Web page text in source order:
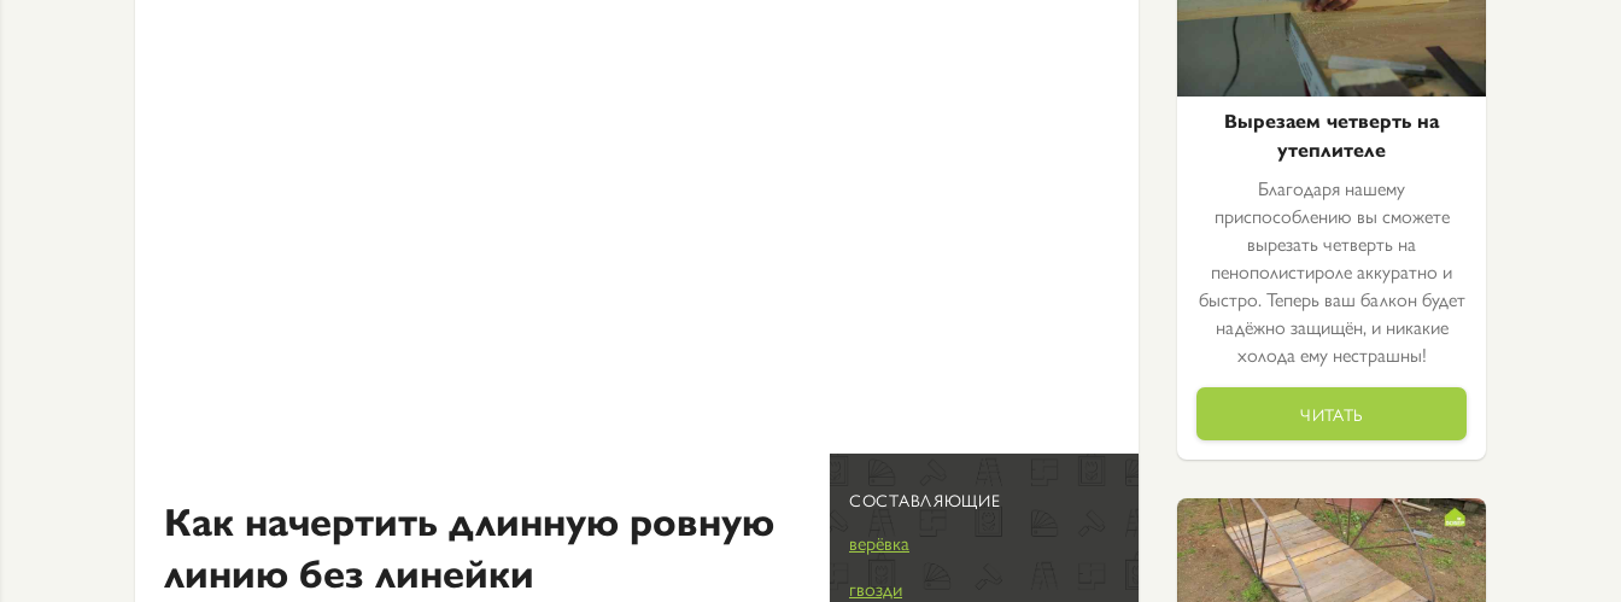
Как начертить длинную ровную
линию без линейки
СОСТАВЛЯЮЩИЕ
верёвка
гвозди
Вырезаем четверть на
утеплителе
Благодаря нашему
приспособлению вы сможете
вырезать четверть на
пенополистироле аккуратно и
быстро. Теперь ваш балкон будет
надёжно защищён, и никакие
холода ему нестрашны!
ЧИТАТЬ